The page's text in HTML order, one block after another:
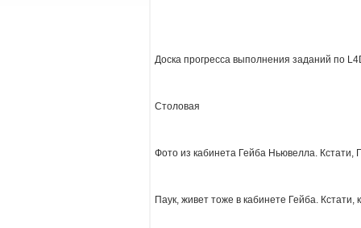
Доска прогресса выполнения заданий по
Столовая
Фото из кабинета Гейба Ньювелла.
Паук, живет тоже в кабинете Гейба.